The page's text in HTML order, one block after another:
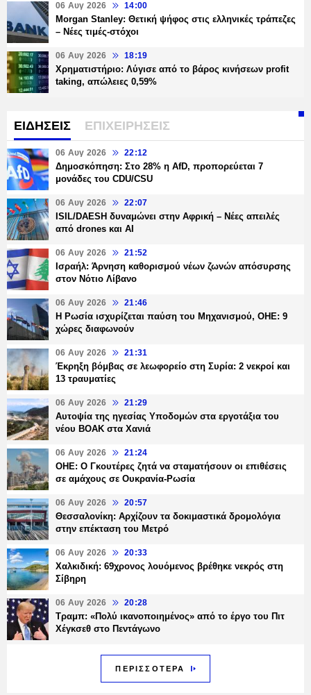
06 Αυγ 2026 14:00
Morgan Stanley: Θετική ψήφος στις ελληνικές τράπεζες
– Νέες τιμές-στόχοι
06 Αυγ 2026 18:19
Χρηματιστήριο: Λύγισε από το βάρος κινήσεων profit
taking, απώλειες 0,59%
ΕΙΔΗΣΕΙΣ ΕΠΙΧΕΙΡΗΣΕΙΣ
06 Αυγ 2026 22:12
Δημοσκόπηση: Στο 28% η AfD, προπορεύεται 7
μονάδες του CDU/CSU
06 Αυγ 2026 22:07
ISIL/DAESH δυναμώνει στην Αφρική – Νέες απειλές
από drones και AI
06 Αυγ 2026 21:52
Ισραήλ: Άρνηση καθορισμού νέων ζωνών απόσυρσης
στον Νότιο Λίβανο
06 Αυγ 2026 21:46
Η Ρωσία ισχυρίζεται παύση του Μηχανισμού, ΟΗΕ: 9
χώρες διαφωνούν
06 Αυγ 2026 21:31
Έκρηξη βόμβας σε λεωφορείο στη Συρία: 2 νεκροί και
13 τραυματίες
06 Αυγ 2026 21:29
Αυτοψία της ηγεσίας Υποδομών στα εργοτάξια του
νέου ΒΟΑΚ στα Χανιά
06 Αυγ 2026 21:24
ΟΗΕ: Ο Γκουτέρες ζητά να σταματήσουν οι επιθέσεις
σε αμάχους σε Ουκρανία-Ρωσία
06 Αυγ 2026 20:57
Θεσσαλονίκη: Αρχίζουν τα δοκιμαστικά δρομολόγια
στην επέκταση του Μετρό
06 Αυγ 2026 20:33
Χαλκιδική: 69χρονος λουόμενος βρέθηκε νεκρός στη
Σίβηρη
06 Αυγ 2026 20:28
Τραμπ: «Πολύ ικανοποιημένος» από το έργο του Πιτ
Χέγκσεθ στο Πεντάγωνο
ΠΕΡΙΣΣΟΤΕΡΑ